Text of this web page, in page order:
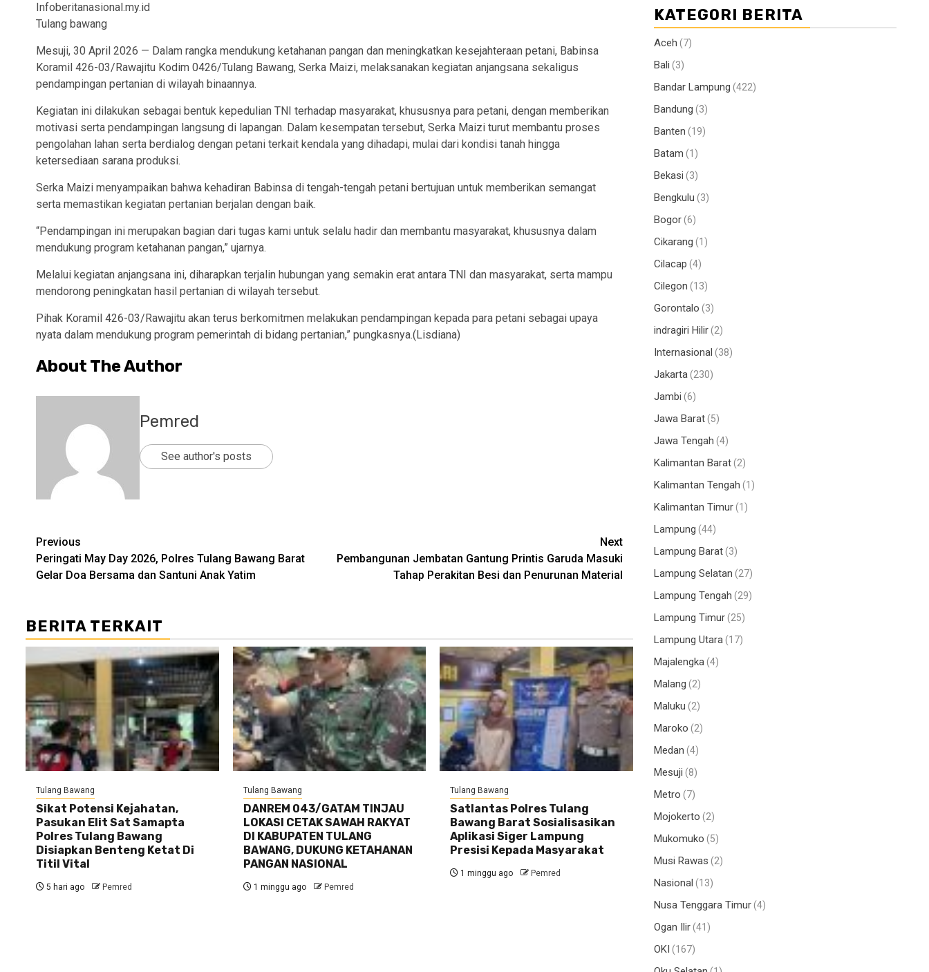
Infoberitanasional.my.id
Tulang bawang
Mesuji, 30 April 2026 — Dalam rangka mendukung ketahanan pangan dan meningkatkan kesejahteraan petani, Babinsa
Koramil 426-03/Rawajitu Kodim 0426/Tulang Bawang, Serka Maizi, melaksanakan kegiatan anjangsana sekaligus
pendampingan pertanian di wilayah binaannya.
Kegiatan ini dilakukan sebagai bentuk kepedulian TNI terhadap masyarakat, khususnya para petani, dengan memberikan
motivasi serta pendampingan langsung di lapangan. Dalam kesempatan tersebut, Serka Maizi turut membantu proses
pengolahan lahan serta berdialog dengan petani terkait kendala yang dihadapi, mulai dari kondisi tanah hingga
ketersediaan sarana produksi.
Serka Maizi menyampaikan bahwa kehadiran Babinsa di tengah-tengah petani bertujuan untuk memberikan semangat
serta memastikan kegiatan pertanian berjalan dengan baik.
“Pendampingan ini merupakan bagian dari tugas kami untuk selalu hadir dan membantu masyarakat, khususnya dalam
mendukung program ketahanan pangan,” ujarnya.
Melalui kegiatan anjangsana ini, diharapkan terjalin hubungan yang semakin erat antara TNI dan masyarakat, serta mampu
mendorong peningkatan hasil pertanian di wilayah tersebut.
Pihak Koramil 426-03/Rawajitu akan terus berkomitmen melakukan pendampingan kepada para petani sebagai upaya
nyata dalam mendukung program pemerintah di bidang pertanian,” pungkasnya.(Lisdiana)
About The Author
Pemred
See author's posts
Post
navigation
Previous
Peringati May Day 2026, Polres Tulang Bawang Barat
Gelar Doa Bersama dan Santuni Anak Yatim
Next
Pembangunan Jembatan Gantung Printis Garuda Masuki
Tahap Perakitan Besi dan Penurunan Material
BERITA TERKAIT
Tulang Bawang
Sikat Potensi Kejahatan,
Pasukan Elit Sat Samapta
Polres Tulang Bawang
Disiapkan Benteng Ketat Di
Titil Vital
5 hari ago Pemred
Tulang Bawang
DANREM 043/GATAM TINJAU
LOKASI CETAK SAWAH RAKYAT
DI KABUPATEN TULANG
BAWANG, DUKUNG KETAHANAN
PANGAN NASIONAL
1 minggu ago Pemred
Tulang Bawang
Satlantas Polres Tulang
Bawang Barat Sosialisasikan
Aplikasi Siger Lampung
Presisi Kepada Masyarakat
1 minggu ago Pemred
KATEGORI BERITA
Aceh (7)
Bali (3)
Bandar Lampung (422)
Bandung (3)
Banten (19)
Batam (1)
Bekasi (3)
Bengkulu (3)
Bogor(6)
Cikarang (1)
Cilacap (4)
Cilegon (13)
Gorontalo (3)
indragiri Hilir(2)
Internasional (38)
Jakarta(230)
Jambi (6)
Jawa Barat(5)
Jawa Tengah (4)
Kalimantan Barat(2)
Kalimantan Tengah (1)
Kalimantan Timur(1)
Lampung (44)
Lampung Barat(3)
Lampung Selatan (27)
Lampung Tengah (29)
Lampung Timur(25)
Lampung Utara(17)
Majalengka(4)
Malang (2)
Maluku (2)
Maroko (2)
Medan (4)
Mesuji (8)
Metro (7)
Mojokerto (2)
Mukomuko (5)
Musi Rawas (2)
Nasional (13)
Nusa Tenggara Timur(4)
Ogan Ilir(41)
OKI (167)